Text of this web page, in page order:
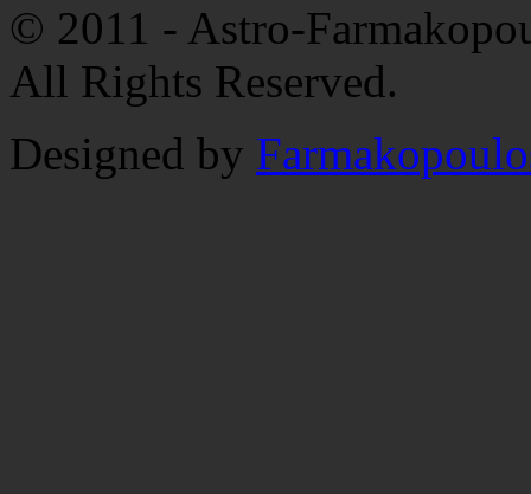
© 2011 - Astro-
All Rights Reserved.
Designed by